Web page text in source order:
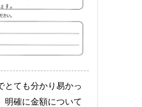
とても分かり易かっ
明確に金額について